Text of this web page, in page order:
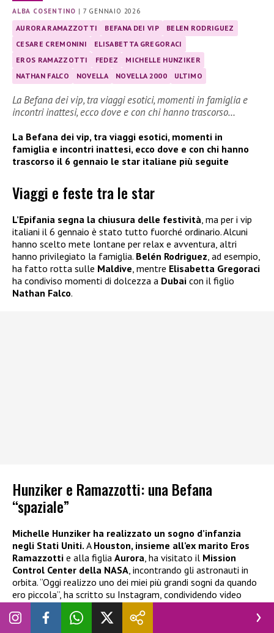
ALBA COSENTINO | 7 GENNAIO 2026
AURORA RAMAZZOTTI BEFANA DEI VIP
BELEN RODRIGUEZ
CESARE CREMONINI
ELISABETTA GREGORACI
EROS RAMAZZOTTI
FEDEZ
MICHELLE HUNZIKER
NATHAN FALCO
NOVELLA NOVELLA 2000 ULTIMO
La Befana dei vip, tra viaggi esotici, momenti in famiglia e
incontri inattesi, ecco dove e con chi hanno trascorso…
La Befana dei vip, tra viaggi esotici, momenti in
famiglia e incontri inattesi, ecco dove e con chi hanno
trascorso il 6 gennaio le star italiane più seguite
Viaggi e feste tra le star
L’Epifania segna la chiusura delle festività , ma per i vip
italiani il 6 gennaio è stato tutto fuorché ordinario. Alcuni
hanno scelto mete lontane per relax e avventura, altri
hanno privilegiato la famiglia. Belén Rodriguez , ad esempio,
ha fatto rotta sulle Maldive , mentre Elisabetta Gregoraci
ha condiviso momenti di dolcezza a Dubai con il figlio
Nathan Falco.
Hunziker e Ramazzotti: una Befana
“spaziale”
Michelle Hunziker ha realizzato un sogno d’infanzia
negli Stati Uniti. A Houston, insieme all’ex marito Eros
Ramazzotti e alla figlia Aurora, ha visitato il Mission
Control Center della NASA, incontrando gli astronauti in
orbita. “Oggi realizzo uno dei miei più grandi sogni da quando
ero piccola”, ha scritto su Instagram, condividendo video
follower.